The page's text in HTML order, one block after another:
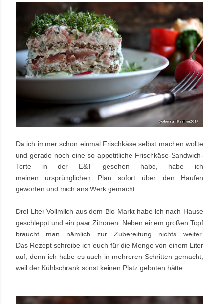
Da ich immer schon einmal Frischkäse selbst machen wollte
und gerade noch eine so appetitliche Frischkäse-Sandwich-
Torte in der E&T gesehen habe, habe ich
meinen ursprünglichen Plan sofort über den Haufen
geworfen und mich ans Werk gemacht.
Drei Liter Vollmilch aus dem Bio Markt habe ich nach Hause
geschleppt und ein paar Zitronen. Neben einem großen Topf
braucht man nämlich zur Zubereitung nichts weiter.
Das Rezept schreibe ich euch für die Menge von einem Liter
auf, denn ich habe es auch in mehreren Schritten gemacht,
weil der Kühlschrank sonst keinen Platz geboten hätte.